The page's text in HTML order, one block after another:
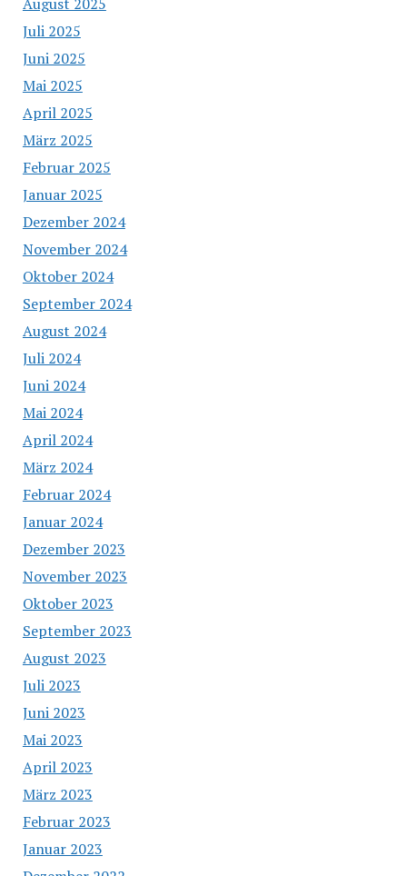
August 2025
Juli 2025
Juni 2025
Mai 2025
April 2025
März 2025
Februar 2025
Januar 2025
Dezember 2024
November 2024
Oktober 2024
September 2024
August 2024
Juli 2024
Juni 2024
Mai 2024
April 2024
März 2024
Februar 2024
Januar 2024
Dezember 2023
November 2023
Oktober 2023
September 2023
August 2023
Juli 2023
Juni 2023
Mai 2023
April 2023
März 2023
Februar 2023
Januar 2023